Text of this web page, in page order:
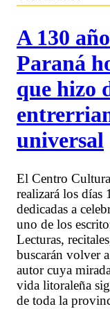
A 130
Paraná
que hizo
universal
El Centro
realizará los días
dedicadas a
uno de los
Lecturas,
buscarán volver
autor cuya
vida litoraleña
de toda la